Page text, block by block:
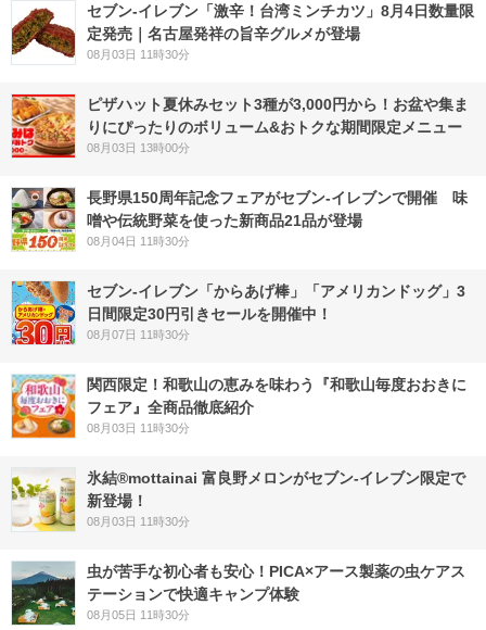
セブン-イレブン「激辛！台湾ミンチカツ」8月4日数量限
定発売｜名古屋発祥の旨辛グルメが登場
08月03日 11時30分
ピザハット夏休みセット3種が3,000円から！お盆や集ま
りにぴったりのボリューム&おトクな期間限定メニュー
08月03日 13時00分
長野県150周年記念フェアがセブン-イレブンで開催 味
噌や伝統野菜を使った新商品21品が登場
08月04日 11時30分
セブン‐イレブン「からあげ棒」「アメリカンドッグ」3
日間限定30円引きセールを開催中！
08月07日 11時30分
関西限定！和歌山の恵みを味わう『和歌山毎度おおきに
フェア』全商品徹底紹介
08月03日 11時30分
氷結®mottainai 富良野メロンがセブン‐イレブン限定で
新登場！
08月03日 11時30分
虫が苦手な初心者も安心！PICA×アース製薬の虫ケアス
テーションで快適キャンプ体験
08月05日 11時30分